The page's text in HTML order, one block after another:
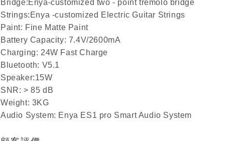
Bridge:Enya-customized two - point tremolo bridge
Strings:Enya -customized Electric Guitar Strings
Paint: Fine Matte Paint
Battery Capacity: 7.4V/2600mA
Charging: 24W Fast Charge
Bluetooth: V5.1
Speaker:15W
SNR: > 85 dB
Weight: 3KG
Audio System: Enya ES1 pro Smart Audio System